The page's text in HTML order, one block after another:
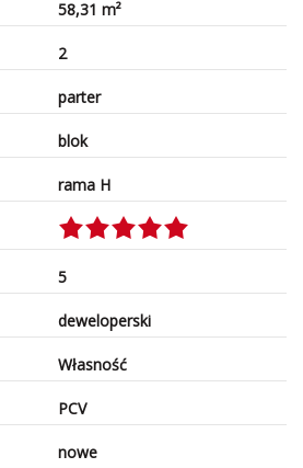
58,31 m²
2
parter
blok
rama H
5
deweloperski
Własność
PCV
nowe